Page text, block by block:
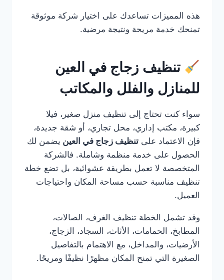
هذه المميزات تساعدك على اختيار شركة موثوقة
تمنحك خدمة مريحة ونتيجة مرضية.
تنظيف زجاج في العين
للمنازل والفلل والمكاتب
سواء كنت تحتاج إلى تنظيف منزل صغير، فيلا
كبيرة، مكتب إداري، محل تجاري، أو شقة جديدة،
فإن الاعتماد على تنظيف زجاج في العين يضمن لك
الحصول على خدمة منظمة وشاملة. فالشركة
المتخصصة لا تعمل بطريقة عشوائية، بل تضع خطة
تنظيف مناسبة حسب مساحة المكان واحتياجات
العميل.
وقد تشمل الخطة تنظيف الغرف، الصالات،
المطابخ، الحمامات، الأثاث، السجاد، الزجاج،
الأرضيات، والمداخل، مع الاهتمام بالتفاصيل
الصغيرة التي تمنح المكان مظهرًا نظيفًا ومريحًا.